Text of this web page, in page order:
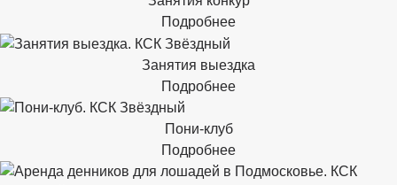
Подробнее
Занятия выездка
Подробнее
Пони-клуб
Подробнее